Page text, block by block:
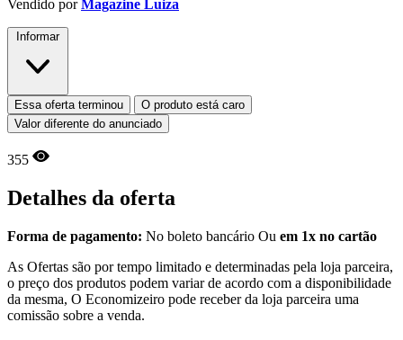
Vendido porMagazine Luiza
Informar
Essa oferta terminou
O produto está caro
Valor diferente do anunciado
355
Detalhes da oferta
Forma de pagamento: No boleto bancário Ou em 1x no cartão
As Ofertas são por tempo limitado e determinadas pela loja parceira,
o preço dos produtos podem variar de acordo com a disponibilidade
da mesma, O Economizeiro pode receber da loja parceira uma
comissão sobre a venda.